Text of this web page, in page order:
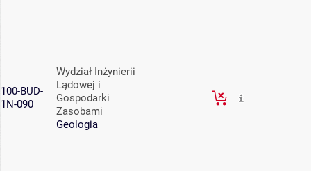
100-BUD-
1N-090
Wydział Inżynierii
Lądowej i
Gospodarki
Zasobami
Geologia